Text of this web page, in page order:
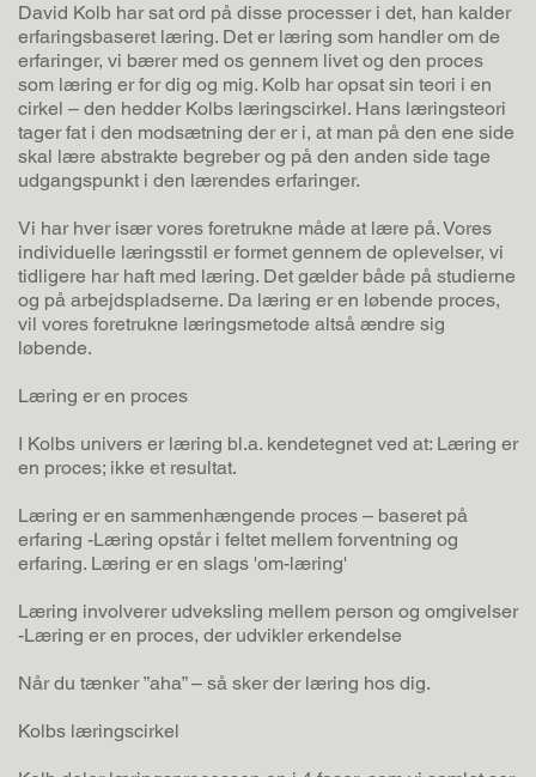
David Kolb har sat ord på disse processer i det, han kalder
erfaringsbaseret læring. Det er læring som handler om de
erfaringer, vi bærer med os gennem livet og den proces
som læring er for dig og mig. Kolb har opsat sin teori i en
cirkel – den hedder Kolbs læringscirkel. Hans læringsteori
tager fat i den modsætning der er i, at man på den ene side
skal lære abstrakte begreber og på den anden side tage
udgangspunkt i den lærendes erfaringer.
Vi har hver især vores foretrukne måde at lære på. Vores
individuelle læringsstil er formet gennem de oplevelser, vi
tidligere har haft med læring. Det gælder både på studierne
og på arbejdspladserne. Da læring er en løbende proces,
vil vores foretrukne læringsmetode altså ændre sig
løbende.
Læring er en proces
I Kolbs univers er læring bl.a. kendetegnet ved at: Læring er
en proces; ikke et resultat.
Læring er en sammenhængende proces – baseret på
erfaring -Læring opstår i feltet mellem forventning og
erfaring. Læring er en slags 'om-læring'
Læring involverer udveksling mellem person og omgivelser
-Læring er en proces, der udvikler erkendelse
Når du tænker ”aha” – så sker der læring hos dig.
Kolbs læringscirkel